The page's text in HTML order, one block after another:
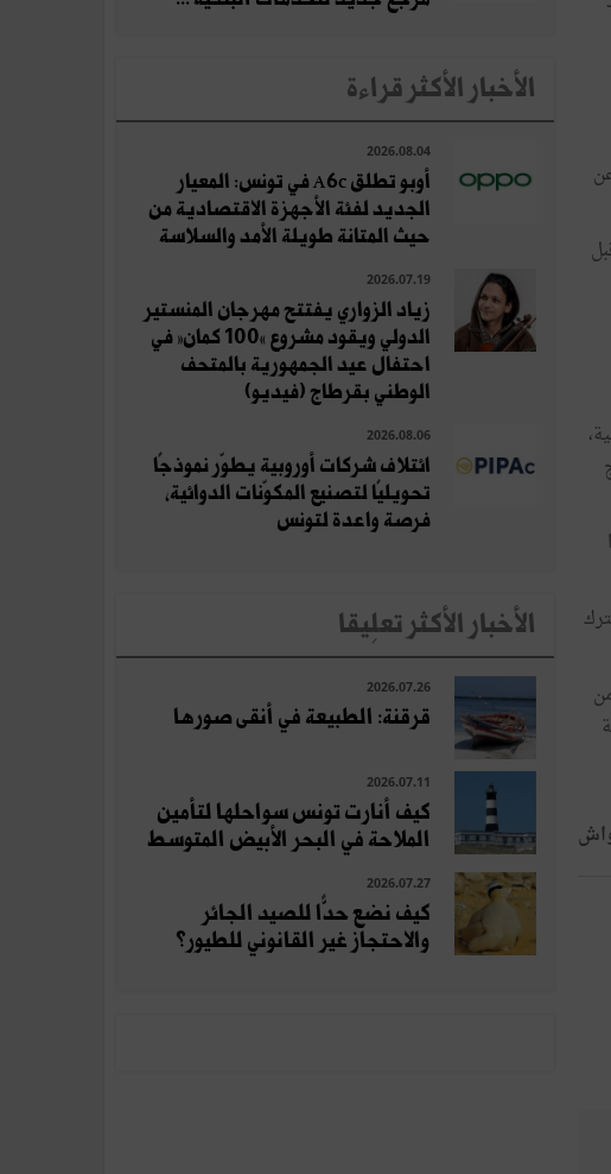
الأخبار الأكثر قراءة
2026.08.04
أوبو تطلق A6c في تونس: المعيار
الجديد لفئة الأجهزة الاقتصادية من
حيث المتانة طويلة الأمد والسلاسة
2026.07.19
زياد الزواري يفتتح مهرجان المنستير
الدولي ويقود مشروع «100 كمان» في
احتفال عيد الجمهورية بالمتحف
الوطني بقرطاج (فيديو)
2026.08.06
ائتلاف شركات أوروبية يطوّر نموذجًا
تحويليًا لتصنيع المكوّنات الدوائية،
فرصة واعدة لتونس
الأخبار الأكثر تعلِيقا
2026.07.26
قرقنة: الطبيعة في أنقى صورها
2026.07.11
كيف أنارت تونس سواحلها لتأمين
الملاحة في البحر الأبيض المتوسط
2026.07.27
كيف نضع حدًّا للصيد الجائر
والاحتجاز غير القانوني للطيور؟